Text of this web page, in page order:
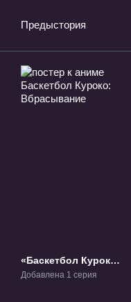
Предыстория
«Баскетбол Куроко:
Вбрасывание»
Добавлена 1 серия